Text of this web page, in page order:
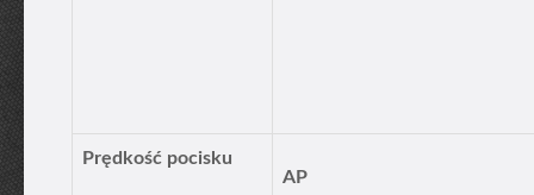
Prędkość pocisku
AP